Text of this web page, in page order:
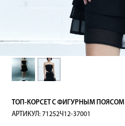
ТОП-КОРСЕТ С ФИГУРНЫМ ПОЯСОМ
АРТИКУЛ: 71252Ч12-37001